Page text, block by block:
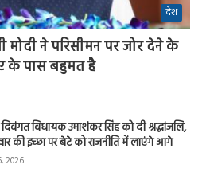
देश
मोदी ने परिसीमन पर जोर देने के
के पास बहुमत है
विधायक उमाशंकर सिंह को दी श्रद्धांजलि,
की इच्छा पर बेटे को राजनीति में लाएंगे आगे
2026